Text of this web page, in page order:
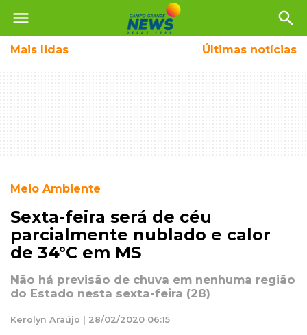
menu search
Mais lidas Últimas notícias
Meio Ambiente
Sexta-feira será de céu
parcialmente nublado e calor
de 34°C em MS
Não há previsão de chuva em nenhuma região
do Estado nesta sexta-feira (28)
Kerolyn Araújo | 28/02/2020 06:15